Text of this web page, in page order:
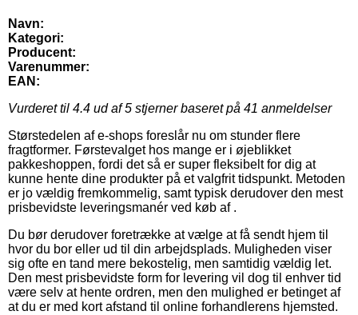
Navn:
Kategori:
Producent:
Varenummer:
EAN:
Vurderet til 4.4 ud af 5 stjerner baseret på 41 anmeldelser
Størstedelen af e-shops foreslår nu om stunder flere
fragtformer. Førstevalget hos mange er i øjeblikket
pakkeshoppen, fordi det så er super fleksibelt for dig at
kunne hente dine produkter på et valgfrit tidspunkt. Metoden
er jo vældig fremkommelig, samt typisk derudover den mest
prisbevidste leveringsmanér ved køb af .
Du bør derudover foretrække at vælge at få sendt hjem til
hvor du bor eller ud til din arbejdsplads. Muligheden viser
sig ofte en tand mere bekostelig, men samtidig vældig let.
Den mest prisbevidste form for levering vil dog til enhver tid
være selv at hente ordren, men den mulighed er betinget af
at du er med kort afstand til online forhandlerens hjemsted.